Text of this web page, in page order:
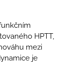
HPTT,
mezi
je